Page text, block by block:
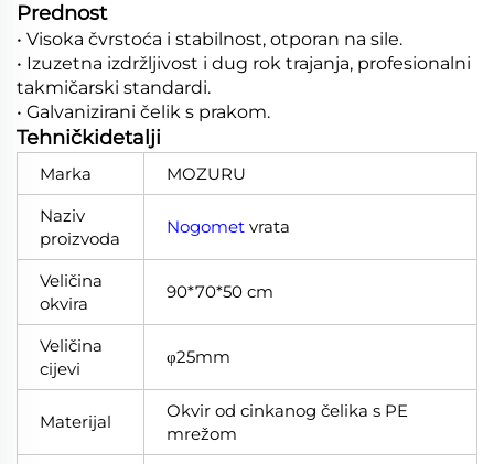
Prednost
• Visoka čvrstoća i stabilnost, otporan na sile.
• Izuzetna izdržljivost i dug rok trajanja, profesionalni
takmičarski standardi.
• Galvanizirani čelik s prakom.
Tehničkidetalji
Marka
MOZURU
Naziv
proizvoda
Nogomet vrata
Veličina
okvira
90*70*50 cm
Veličina
cijevi
φ25mm
Materijal
Okvir od cinkanog čelika s PE
mrežom